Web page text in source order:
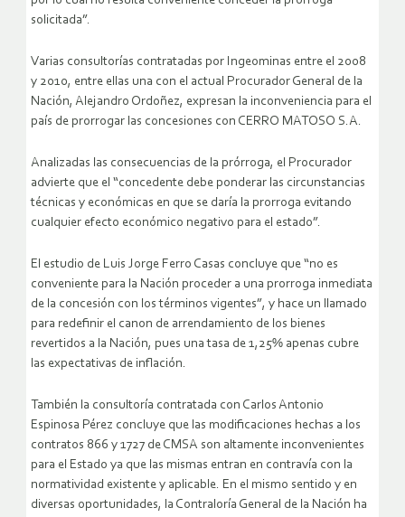
solicitada”.
Varias consultorías contratadas por Ingeominas entre el 2008
y 2010, entre ellas una con el actual Procurador General de la
Nación, Alejandro Ordoñez, expresan la inconveniencia para el
país de prorrogar las concesiones con CERRO MATOSO S.A.
Analizadas las consecuencias de la prórroga, el Procurador
advierte que el “concedente debe ponderar las circunstancias
técnicas y económicas en que se daría la prorroga evitando
cualquier efecto económico negativo para el estado”.
El estudio de Luis Jorge Ferro Casas concluye que “no es
conveniente para la Nación proceder a una prorroga inmediata
de la concesión con los términos vigentes”, y hace un llamado
para redefinir el canon de arrendamiento de los bienes
revertidos a la Nación, pues una tasa de 1,25% apenas cubre
las expectativas de inflación.
También la consultoría contratada con Carlos Antonio
Espinosa Pérez concluye que las modificaciones hechas a los
contratos 866 y 1727 de CMSA son altamente inconvenientes
para el Estado ya que las mismas entran en contravía con la
normatividad existente y aplicable. En el mismo sentido y en
diversas oportunidades, la Contraloría General de la Nación ha